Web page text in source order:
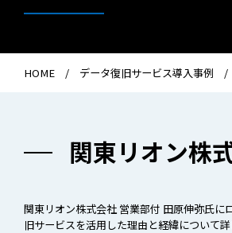
HOME データ復旧サービス導入事例
関東リオン株
関東リオン株式会社 営業部付 田原伸弥氏に
旧サービスを活用した理由と経緯について詳